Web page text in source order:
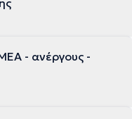
- ανέργους -